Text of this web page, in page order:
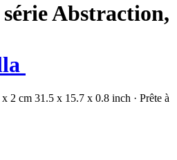
Abstraction,
2 cm 31.5 x 15.7 x 0.8 inch · Prête à